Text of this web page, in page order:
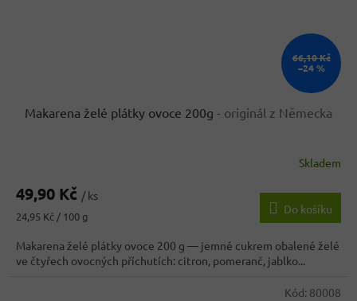
66,10 Kč
–24 %
Makarena želé plátky ovoce 200g - originál z Německa
produktu
4,0
z
5
hvězdiček.
Skladem
49,90 Kč / ks
Měrná
24,95 Kč / 100 g
Do košíku
Makarena želé plátky ovoce 200 g — jemné cukrem obalené želé
ve čtyřech ovocných příchutích: citron, pomeranč, jablko...
Kód: 80008